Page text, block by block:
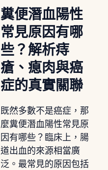
糞便潛血陽性
常見原因有哪
些？解析痔
瘡、瘜肉與癌
症的真實關聯
既然多數不是癌症，那
麼糞便潛血陽性常見原
因有哪些？臨床上，腸
道出血的來源相當廣
泛。最常見的原因包括